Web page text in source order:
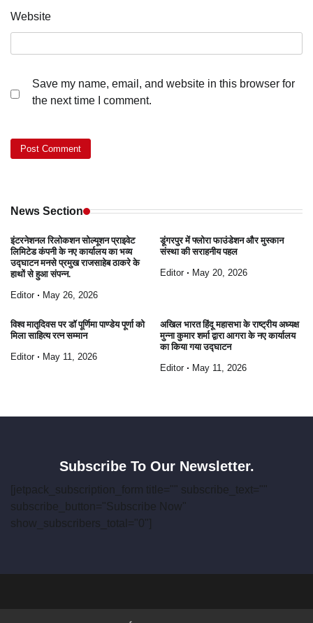
Website
Save my name, email, and website in this browser for
the next time I comment.
News Section
इंटरनेशनल रिलोकशन सोल्यूशन प्राइवेट
लिमिटेड कंपनी के नए कार्यालय का भव्य
उद्घाटन मनसे प्रमुख राजसाहेब ठाकरे के
हाथों से हुआ संपन्न.
Editor May 26, 2026
डूंगरपुर में फ्लोरा फाउंडेशन और मुस्कान
संस्था की सराहनीय पहल
Editor May 20, 2026
विश्व मातृदिवस पर डॉ पूर्णिमा पाण्डेय पूर्णा को
मिला साहित्य रत्न सम्मान
Editor May 11, 2026
अखिल भारत हिंदू महासभा के राष्ट्रीय अध्यक्ष
मुन्ना कुमार शर्मा द्वारा आगरा के नए कार्यालय
का किया गया उद्घाटन
Editor May 11, 2026
Subscribe To Our Newsletter.
[jetpack_subscription_form title="" subscribe_text=""
subscribe_button="Subscribe Now"
show_subscribers_total="0"]